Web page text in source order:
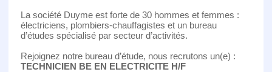
La société Duyme est forte de 30 hommes et femmes :
électriciens, plombiers-chauffagistes et un bureau
d’études spécialisé par secteur d’activités.
Rejoignez notre bureau d’étude, nous recrutons un(e) :
TECHNICIEN BE EN ELECTRICITE H/F